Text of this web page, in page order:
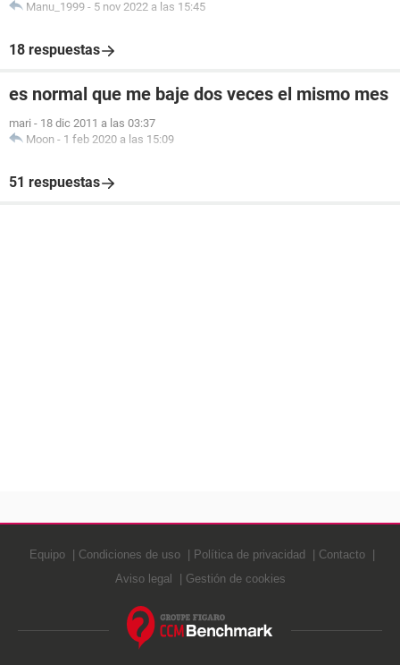
Manu_1999 - 5 nov 2022 a las 15:45
18 respuestas
es normal que me baje dos veces el mismo mes
mari - 18 dic 2011 a las 03:37
Moon - 1 feb 2020 a las 15:09
51 respuestas
Equipo Condiciones de uso Política de privacidad
Contacto
Aviso legal
Gestión de cookies